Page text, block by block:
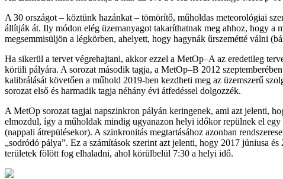
A 30 országot – köztünk hazánkat – tömörítő, műholdas meteorológiai
állítják át. Ily módon elég üzemanyagot takaríthatnak meg ahhoz, hogy a
megsemmisüljön a légkörben, ahelyett, hogy hagynák űrszemétté válni
Ha sikerül a tervet végrehajtani, akkor ezzel a MetOp–A az eredetileg
körüli pályára. A sorozat második tagja, a MetOp–B 2012
kalibrálását követően a műhold 2019-ben kezdheti meg az üzemszerű
sorozat első és harmadik tagja néhány évi átfedéssel dolgozzék.
A MetOp sorozat tagjai napszinkron pályán keringenek, ami azt jelenti,
elmozdul, így a műholdak mindig ugyanazon helyi időkor repülnek el
(nappali átrepülésekor). A szinkronitás megtartásához azonban
„sodródó pálya”. Ez a számítások szerint azt jelenti, hogy 2017 júniusa
területek fölött fog elhaladni, ahol körülbelül 7:30 a helyi idő.